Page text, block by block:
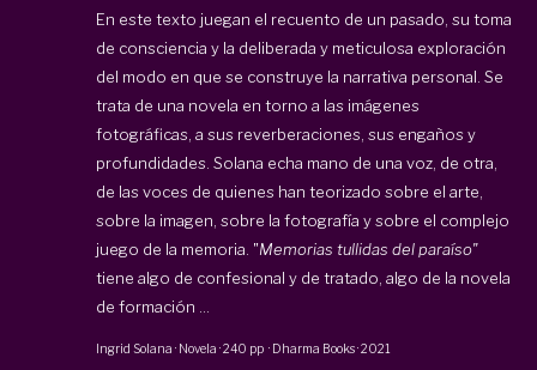
En este texto juegan el recuento de un pasado, su toma
de consciencia y la deliberada y meticulosa exploración
del modo en que se construye la narrativa personal. Se
trata de una novela en torno a las imágenes
fotográficas, a sus reverberaciones, sus engaños y
profundidades. Solana echa mano de una voz, de otra,
de las voces de quienes han teorizado sobre el arte,
sobre la imagen, sobre la fotografía y sobre el complejo
juego de la memoria. "Memorias tullidas del paraíso"
tiene algo de confesional y de tratado, algo de la novela
de formación ...
Ingrid Solana · Novela ·240 pp · Dharma Books·2021